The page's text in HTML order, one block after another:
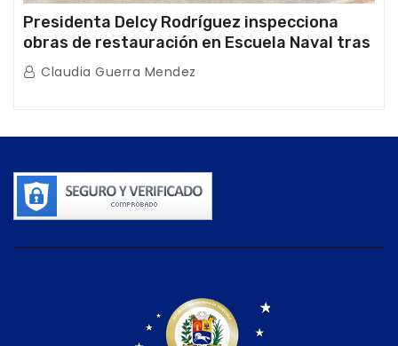
Presidenta Delcy Rodríguez inspecciona
obras de restauración en Escuela Naval tras
afectaciones sísmicas en La Guaira
Claudia Guerra Mendez